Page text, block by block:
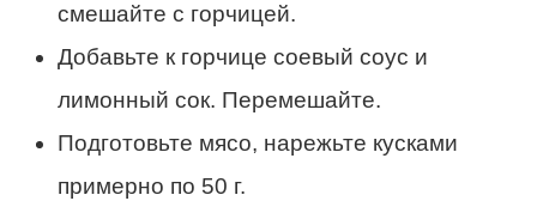
смешайте с горчицей.
Добавьте к горчице соевый соус и
лимонный сок. Перемешайте.
Подготовьте мясо, нарежьте кусками
примерно по 50 г.